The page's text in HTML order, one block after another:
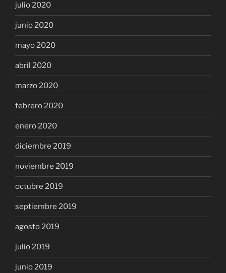
julio 2020
junio 2020
mayo 2020
abril 2020
marzo 2020
febrero 2020
enero 2020
diciembre 2019
noviembre 2019
octubre 2019
septiembre 2019
agosto 2019
julio 2019
junio 2019